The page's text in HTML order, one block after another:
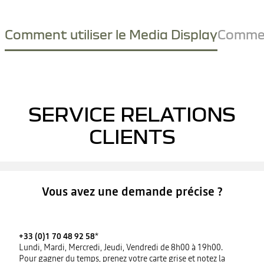
Comment utiliser le Media Display
Pour regarder cette vidéo, vous devez autoriser les cookies
sociaux sur notre site. Vous pouvez revenir sur votre choix à
tout moment. Plus d'informations sur la Politique de cookie
YouTube : https://www.google.fr/intl/fr/policies/privacy
J'ACCEPTE
SERVICE RELATIONS
CLIENTS
Vous avez une demande précise ?
+33 (0)1 70 48 92 58*
Lundi, Mardi, Mercredi, Jeudi, Vendredi de 8h00 à 19h00.
Pour gagner du temps, prenez votre carte grise et notez la